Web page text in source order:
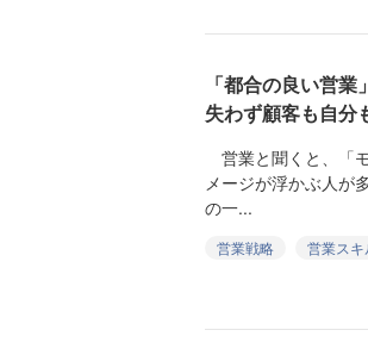
「都合の良い営
失わず顧客も自分
営業と聞くと、「
メージが浮かぶ人が
の一...
営業戦略 営業スキ